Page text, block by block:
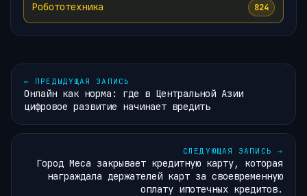
Робототехника 824
← ПРЕДЫДУЩАЯ ЗАПИСЬ
Онлайн как норма: где в Центральной Азии
цифровое развитие начинает вредить
СЛЕДУЮЩАЯ ЗАПИСЬ →
Город Меса закрывает кредитную карту, которая
награждала держателей карт за своевременную
оплату ипотечных кредитов.